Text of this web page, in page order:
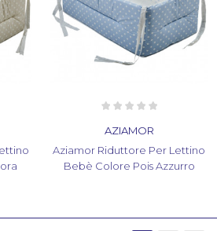
AZIAMOR
Aziamor Riduttore Per Lettino
Bebè Colore Pois Azzurro